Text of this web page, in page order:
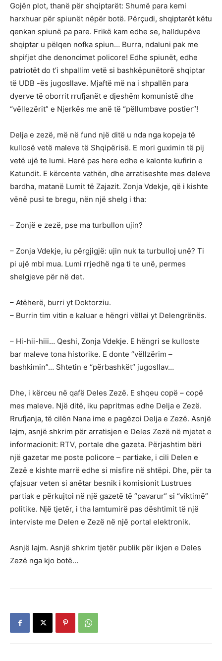
Gojën plot, thanë për shqiptarët: Shumë para kemi
harxhuar për spiunët nëpër botë. Përçudi, shqiptarët këtu
qenkan spiunë pa pare. Frikë kam edhe se, halldupëve
shqiptar u pëlqen nofka spiun… Burra, ndaluni pak me
shpifjet dhe denoncimet policore! Edhe spiunët, edhe
patriotët do t’i shpallim vetë si bashkëpunëtorë shqiptar
të UDB -ës jugosllave. Mjaftë më na i shpallën para
dyerve të oborrit rrufjanët e djeshëm komunistë dhe
“vëllezërit” e Njerkës me anë të “pëllumbave postier”!
Delja e zezë, më në fund një ditë u nda nga kopeja të
kullosë vetë maleve të Shqipërisë. E mori guximin të pij
vetë ujë te lumi. Herë pas here edhe e kalonte kufirin e
Katundit. E kërcente vathën, dhe arratiseshte mes deleve
bardha, matanë Lumit të Zajazit. Zonja Vdekje, që i kishte
vënë pusi te bregu, nën një shelg i tha:
– Zonjë e zezë, pse ma turbullon ujin?
– Zonja Vdekje, iu përgjigjë: ujin nuk ta turbulloj unë? Ti
pi ujë mbi mua. Lumi rrjedhë nga ti te unë, permes
shelgjeve për në det.
– Atëherë, burri yt Doktorziu.
– Burrin tim vitin e kaluar e hëngri vëllai yt Delengrënës.
– Hi-hii-hiii… Qeshi, Zonja Vdekje. E hëngri se kulloste
bar maleve tona historike. E donte “vëllzërim –
bashkimin”… Shtetin e “përbashkët” jugosllav…
Dhe, i kërceu në qafë Deles Zezë. E shqeu copë – copë
mes maleve. Një ditë, iku papritmas edhe Delja e Zezë.
Rrufjanja, të cilën Nana ime e pagëzoi Delja e Zezë. Asnjë
lajm, asnjë shkrim për arratisjen e Deles Zezë në mjetet e
informacionit: RTV, portale dhe gazeta. Përjashtim bëri
një gazetar me poste policore – partiake, i cili Delen e
Zezë e kishte marrë edhe si misfire në shtëpi. Dhe, për ta
çfajsuar veten si anëtar besnik i komisionit Lustrues
partiak e përkujtoi në një gazetë të “pavarur” si “viktimë”
politike. Një tjetër, i tha lamtumirë pas dështimit të një
interviste me Delen e Zezë në një portal elektronik.
Asnjë lajm. Asnjë shkrim tjetër publik për ikjen e Deles
Zezë nga kjo botë…